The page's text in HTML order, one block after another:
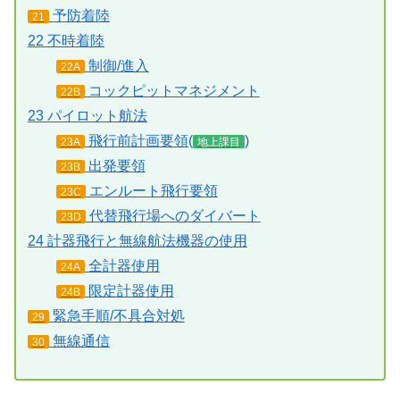
21 予防着陸
22 不時着陸
22A 制御/進入
22B コックピットマネジメント
23 パイロット航法
23A 飛行前計画要領( 地上課目 )
23B 出発要領
23C エンルート飛行要領
23D 代替飛行場へのダイバート
24 計器飛行と無線航法機器の使用
24A 全計器使用
24B 限定計器使用
29 緊急手順/不具合対処
30 無線通信